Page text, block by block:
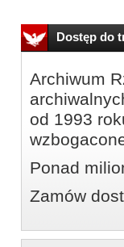
Dostęp do
Archiwum
od 1993
Ponad
Zamów